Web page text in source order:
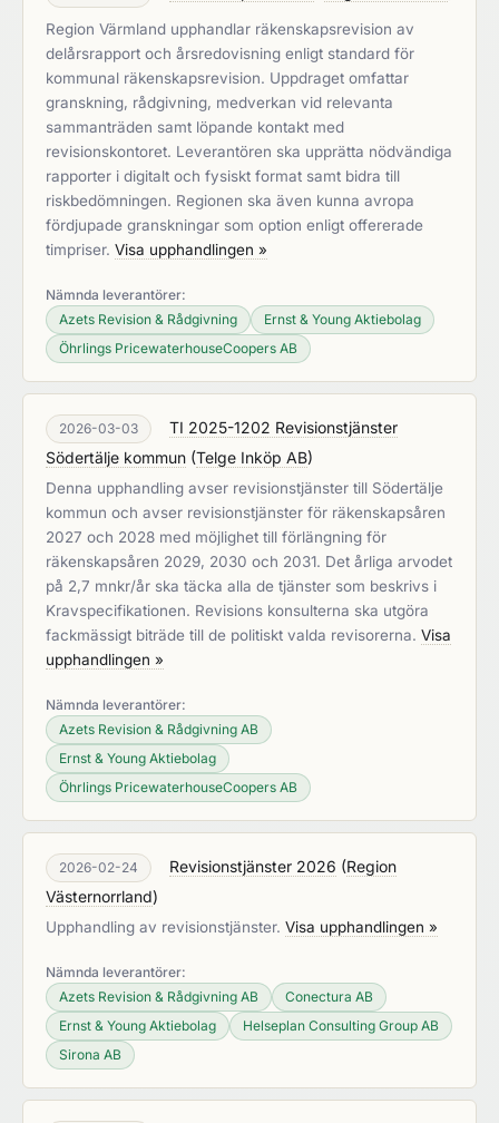
Region Värmland upphandlar räkenskapsrevision av
delårsrapport och årsredovisning enligt standard för
kommunal räkenskapsrevision. Uppdraget omfattar
granskning, rådgivning, medverkan vid relevanta
sammanträden samt löpande kontakt med
revisionskontoret. Leverantören ska upprätta nödvändiga
rapporter i digitalt och fysiskt format samt bidra till
riskbedömningen. Regionen ska även kunna avropa
fördjupade granskningar som option enligt offererade
timpriser. Visa upphandlingen »
Nämnda leverantörer:
Azets Revision & Rådgivning
Ernst & Young Aktiebolag
Öhrlings PricewaterhouseCoopers AB
2026-03-03
TI 2025-1202 Revisionstjänster
Södertälje kommun (Telge Inköp AB)
Denna upphandling avser revisionstjänster till Södertälje
kommun och avser revisionstjänster för räkenskapsåren
2027 och 2028 med möjlighet till förlängning för
räkenskapsåren 2029, 2030 och 2031. Det årliga arvodet
på 2,7 mnkr/år ska täcka alla de tjänster som beskrivs i
Kravspecifikationen. Revisions konsulterna ska utgöra
fackmässigt biträde till de politiskt valda revisorerna. Visa
upphandlingen »
Nämnda leverantörer:
Azets Revision & Rådgivning AB
Ernst & Young Aktiebolag
Öhrlings PricewaterhouseCoopers AB
2026-02-24 Revisionstjänster 2026 (Region
Västernorrland)
Upphandling av revisionstjänster. Visa upphandlingen »
Nämnda leverantörer:
Azets Revision & Rådgivning AB
Conectura AB
Ernst & Young Aktiebolag
Helseplan Consulting Group AB
Sirona AB